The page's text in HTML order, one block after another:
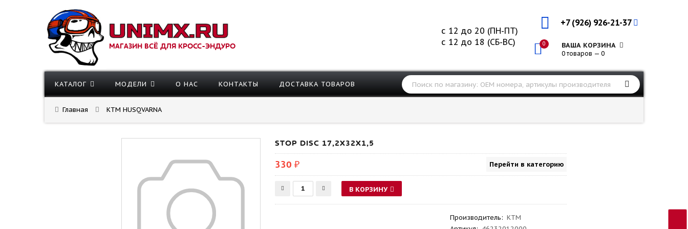
МАГАЗИН ВСЁ ДЛЯ КРОСС-ЭНДУРО
+7 (926) 926-21-37
0 ВАША КОРЗИНА
0 товаров — 0
с 12 до 20 (ПН-ПТ)
с 12 до 18 (СБ-ВС)
КАТАЛОГ МОДЕЛИ О НАС КОНТАКТЫ ДОСТАВКА ТОВАРОВ
Главная KTM HUSQVARNA
STOP DISC 17,2X32X1,5
330 ₽ Перейти в категорию
В КОРЗИНУ
Производитель: KTM